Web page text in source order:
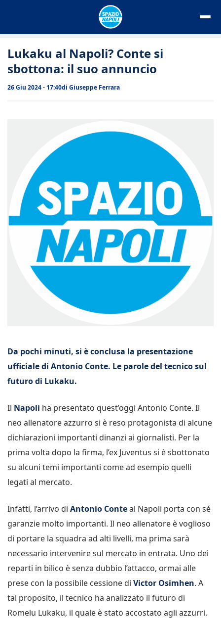
Lukaku al Napoli? Conte si
sbottona: il suo annuncio
26 Giu 2024 - 17:40di Giuseppe Ferrara
Da pochi minuti, si è conclusa la presentazione
ufficiale di Antonio Conte. Le parole del tecnico sul
futuro di Lukaku.
Il Napoli ha presentato quest’oggi Antonio Conte. Il
neo allenatore azzurro si è reso protagonista di alcune
dichiarazioni importanti dinanzi ai giornalisti. Per la
prima volta dopo la firma, l’ex Juventus si è sbottonato
su alcuni temi importanti come ad esempio quelli
legati al mercato.
Infatti, l’arrivo di Antonio Conteal Napoli porta con sé
garanzie molto importanti. Il neo allenatore è voglioso
di portare la squadra ad alti livelli, ma prima sarà
necessario intervenire sul mercato in entrata. Uno dei
reparti in bilico è senza dubbio l’attacco, ormai alle
prese con la possibile cessione di Victor Osimhen. A
tal proposito, il tecnico ha analizzato il futuro di
Romelu Lukaku, il quale è stato accostato agli azzurri.